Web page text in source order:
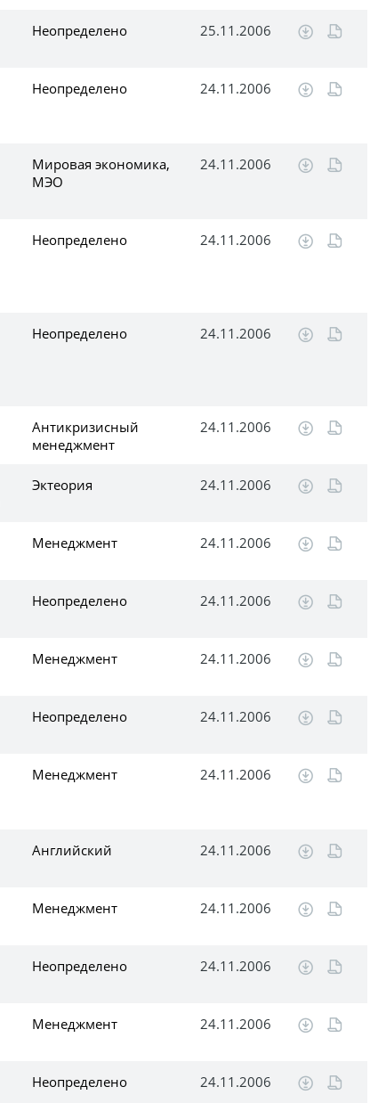
Неопределено 25.11.2006
Неопределено 24.11.2006
Мировая экономика,
МЭО
24.11.2006
Неопределено 24.11.2006
Неопределено 24.11.2006
Антикризисный
менеджмент
24.11.2006
Эктеория 24.11.2006
Менеджмент 24.11.2006
Неопределено 24.11.2006
Менеджмент 24.11.2006
Неопределено 24.11.2006
Менеджмент 24.11.2006
Английский 24.11.2006
Менеджмент 24.11.2006
Неопределено 24.11.2006
Менеджмент 24.11.2006
Неопределено 24.11.2006